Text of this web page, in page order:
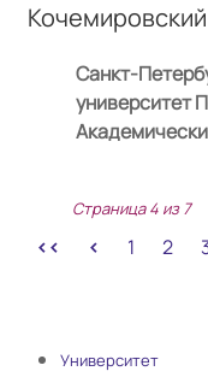
Санкт-
университет
Страница 4 из 7
1 2
Университет